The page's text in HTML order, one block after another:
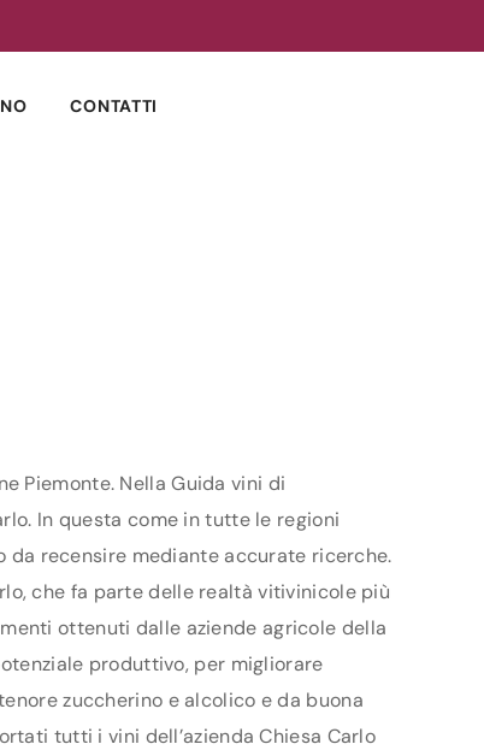
CONTATTI
Piemonte. Nella Guida vini di
In questa come in tutte le regioni
da recensire mediante accurate ricerche.
che fa parte delle realtà vitivinicole più
ottenuti dalle aziende agricole della
produttivo, per migliorare
zuccherino e alcolico e da buona
tutti i vini dell’azienda Chiesa Carlo